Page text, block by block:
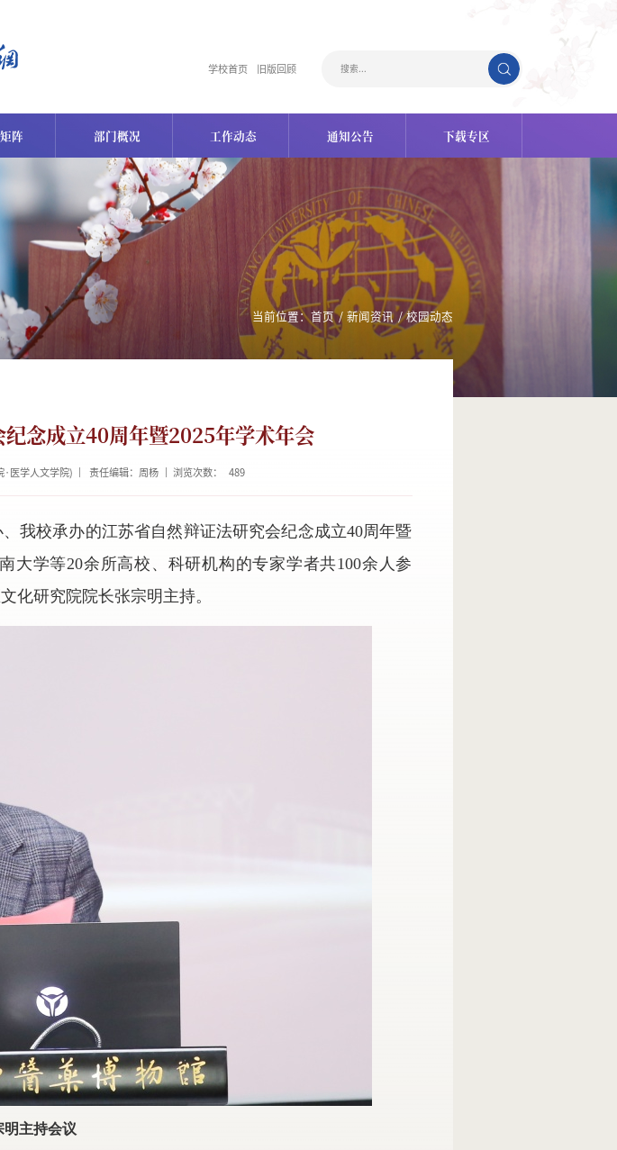
学校首页 旧版回顾
阵 部门概况 工作动态 通知公告 下载专区
当前位置：首页 / 新闻资讯 / 校园动态
念成立40周年暨2025年学术年会
·医学人文学院) 责任编辑：周杨 浏览次数： 489
我校承办的江苏省自然辩证法研究会纪念成立40周年暨
大学等20余所高校、科研机构的专家学者共100余人参
化研究院院长张宗明主持。
明主持会议